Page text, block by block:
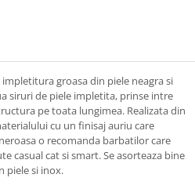
groasa din piele neagra si
siruri de piele impletita, prinse intre
pe toata lungimea. Realizata din
cu un finisaj auriu care
o recomanda barbatilor care
casual cat si smart. Se asorteaza bine
piele si inox.